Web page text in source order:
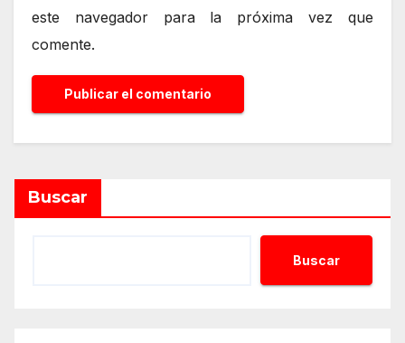
este navegador para la próxima vez que
comente.
Buscar
Buscar